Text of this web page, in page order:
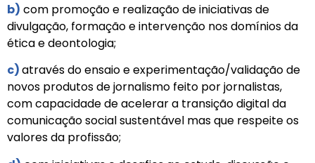
b) com promoção e realização de iniciativas de
divulgação, formação e intervenção nos domínios da
ética e deontologia;
c)através do ensaio e experimentação/validação de
novos produtos de jornalismo feito por jornalistas,
com capacidade de acelerar a transição digital da
comunicação social sustentável mas que respeite os
valores da profissão;